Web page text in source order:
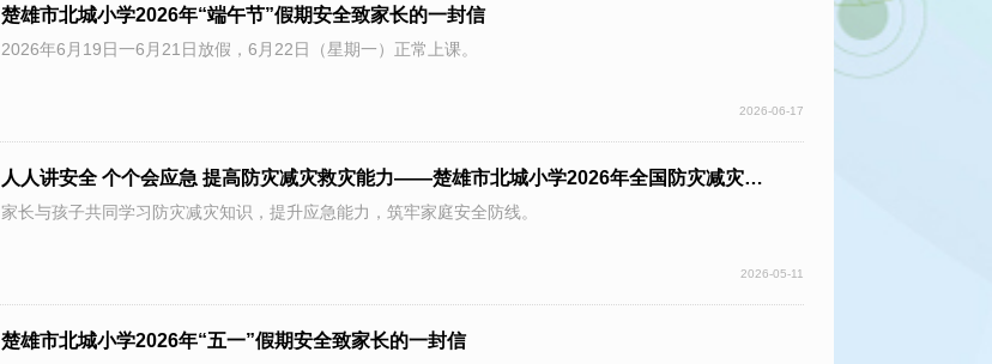
楚雄市北城小学2026年“端午节”假期安全致家长的一封信
2026年6月19日一6月21日放假，6月22日（星期一）正常上课。
2026-06-17
人人讲安全 个个会应急 提高防灾减灾救灾能力——楚雄市北城小学2026年全国防灾减灾日致学生家长的一封信
家长与孩子共同学习防灾减灾知识，提升应急能力，筑牢家庭安全防线。
2026-05-11
楚雄市北城小学2026年“五一”假期安全致家长的一封信